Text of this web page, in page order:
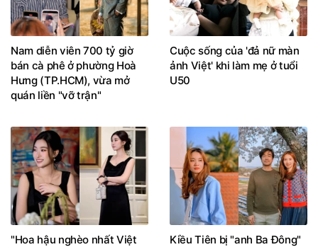
Nam diễn viên 700 tỷ giờ
bán cà phê ở phường Hoà
Hưng (TP.HCM), vừa mở
quán liền "vỡ trận"
Cuộc sống của 'đả nữ màn
ảnh Việt' khi làm mẹ ở tuổi
U50
"Hoa hậu nghèo nhất Việt
Kiều Tiên bị "anh Ba Đông"